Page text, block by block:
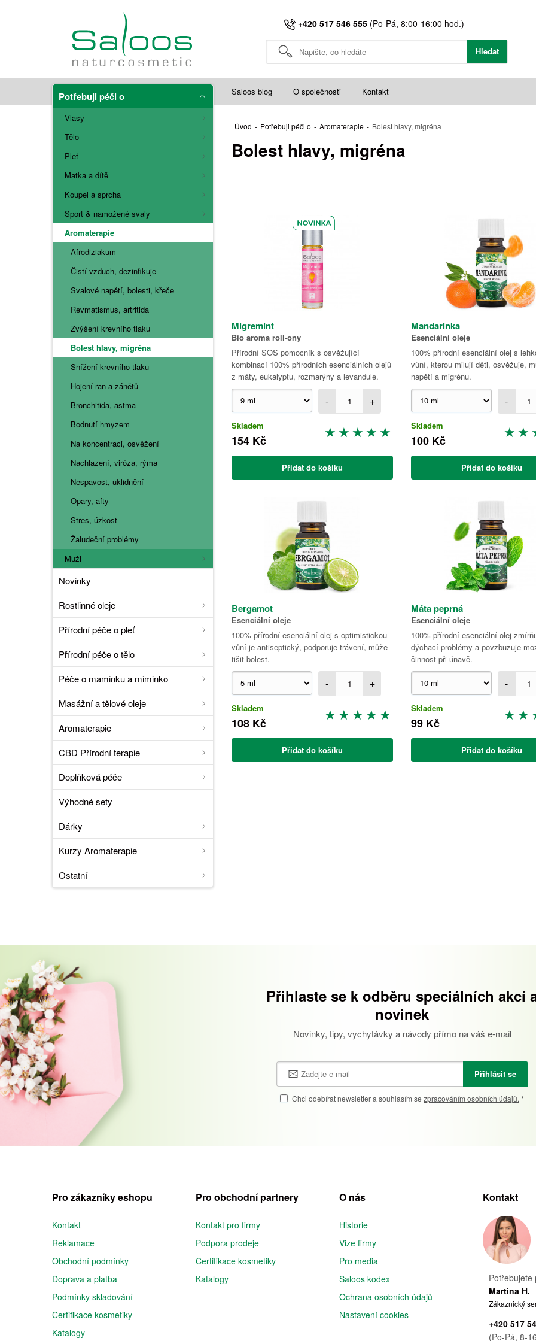
+420 517 546 555(Po-Pá, 8:00-16:00 hod.)
Hledat
Saloos blog O společnosti Kontakt
Potřebuji péči o
Vlasy
Tělo
Pleť
Matka a dítě
Koupel a sprcha
Sport & namožené svaly
Aromaterapie
Afrodiziakum
Čistí vzduch, dezinfikuje
Svalové napětí, bolesti, křeče
Revmatismus, artritida
Zvýšení krevního tlaku
Bolest hlavy, migréna
Snížení krevního tlaku
Hojení ran a zánětů
Bronchitida, astma
Bodnutí hmyzem
Na koncentraci, osvěžení
Nachlazení, viróza, rýma
Nespavost, uklidnění
Opary, afty
Stres, úzkost
Žaludeční problémy
Muži
Novinky
Rostlinné oleje
Přírodní péče o pleť
Přírodní péče o tělo
Péče o maminku a miminko
Masážní a tělové oleje
Aromaterapie
CBD Přírodní terapie
Doplňková péče
Výhodné sety
Dárky
Kurzy Aromaterapie
Ostatní
Úvod - Potřebuji péči o - Aromaterapie - Bolest hlavy, migréna
Bolest hlavy, migréna
Migremint
Bio aroma roll-ony
Přírodní SOS pomocník s osvěžující
kombinací 100% přírodních esenciálních olejů
z máty, eukalyptu, rozmarýny a levandule.
- +
Skladem
154 Kč
Přidat do košíku
Mandarinka
Esenciální oleje
100% přírodní esenciální olej s
vůní, kterou milují děti, osvěžuje,
napětí a migrénu.
-
Skladem
100 Kč
Přidat do košíku
Bergamot
Esenciální oleje
100% přírodní esenciální olej s optimistickou
vůní je antiseptický, podporuje trávení, může
tišit bolest.
- +
Skladem
108 Kč
Přidat do košíku
Máta peprná
Esenciální oleje
100% přírodní esenciální olej
dýchací problémy a povzbuzuje
činnost při únavě.
-
Skladem
99 Kč
Přidat do košíku
Přihlaste se k odběru speciálních akcí
novinek
Novinky, tipy, vychytávky a návody přímo na váš e-mail
Přihlásit se
Chci odebírat newsletter a souhlasím se zpracováním osobních údajů. *
Pro zákazníky eshopu
Kontakt
Reklamace
Obchodní podmínky
Doprava a platba
Podmínky skladování
Certifikace kosmetiky
Katalogy
Pro obchodní partnery
Kontakt pro firmy
Podpora prodeje
Certifikace kosmetiky
Katalogy
O nás
Historie
Vize firmy
Pro media
Saloos kodex
Ochrana osobních údajů
Nastavení cookies
Kontakt
Potřebujete
Martina H.
Zákaznický
+420 517
(Po-Pá, 8-